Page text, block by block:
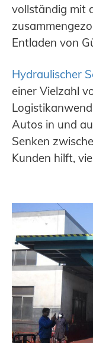
vollständig mit
Entladen von
Hydraulischer
einer Vielzahl
Autos in und
Senken
Kunden hilft,